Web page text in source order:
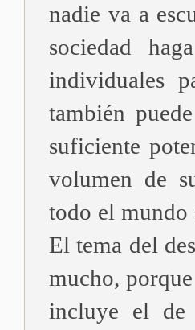
nadie va a
sociedad
individuales
también
suficiente
volumen de
todo el mundo
El tema del
mucho,
incluye el de